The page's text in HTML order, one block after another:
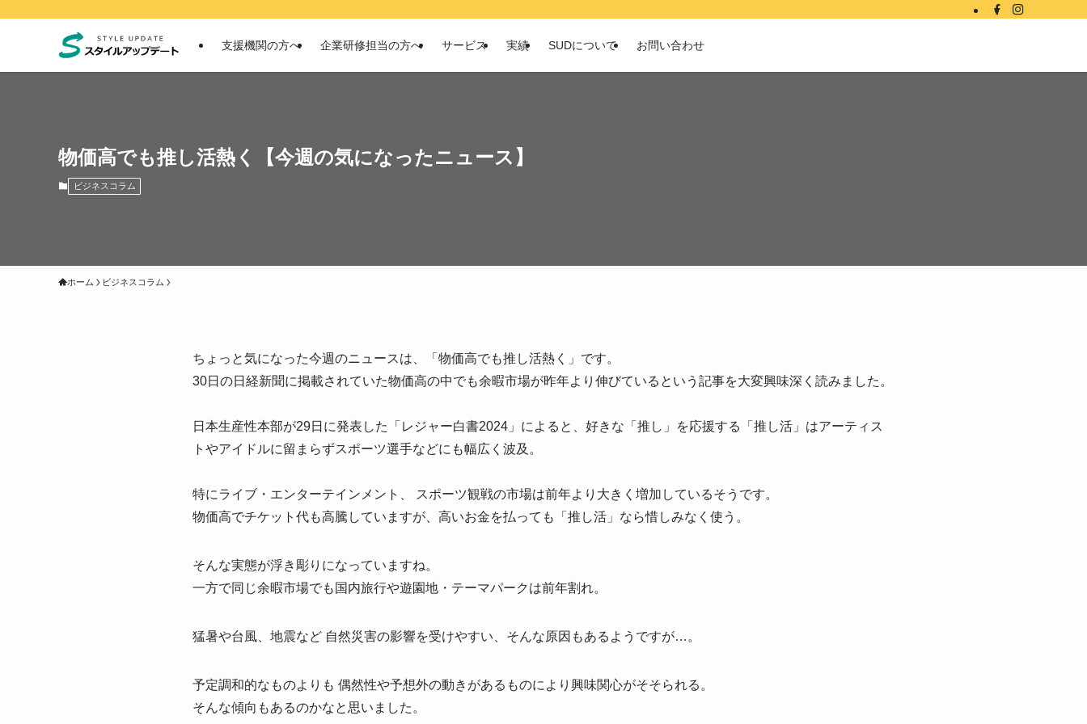
支援機関の方へ 企業研修担当の方へ サービス 実績 SUDについて お問い合わせ
物価高でも推し活熱く【今週の気になったニュース】
ビジネスコラム
ホーム ビジネスコラム
ちょっと気になった今週のニュースは、「物価高でも推し活熱く」です。
30日の日経新聞に掲載されていた物価高の中でも余暇市場が昨年より伸びているという記事を大変興味深く読みました。
日本生産性本部が29日に発表した「レジャー白書2024」によると、好きな「推し」を応援する「推し活」はアーティス
トやアイドルに留まらずスポーツ選手などにも幅広く波及。
特にライブ・エンターテインメント、 スポーツ観戦の市場は前年より大きく増加しているそうです。
物価高でチケット代も高騰していますが、高いお金を払っても「推し活」なら惜しみなく使う。
そんな実態が浮き彫りになっていますね。
一方で同じ余暇市場でも国内旅行や遊園地・テーマパークは前年割れ。
猛暑や台風、地震など 自然災害の影響を受けやすい、そんな原因もあるようですが…。
予定調和的なものよりも 偶然性や予想外の動きがあるものにより興味関心がそそられる。
そんな傾向もあるのかなと思いました。